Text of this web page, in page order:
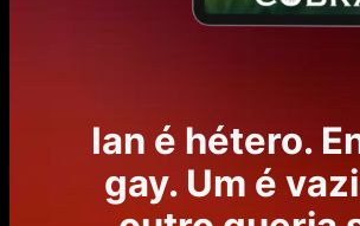
Ian é hétero.
gay. Um é